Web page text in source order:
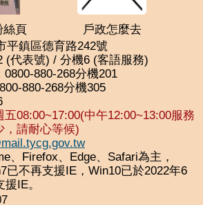
絲頁
戶政怎麼去
平鎮區德育路242號
(代表號) / 分機6 (客語服務)
880-268分機201
880-268分機305
08:00~17:00(中午12:00~13:00服務
，請耐心等候)
、Firefox、Edge、Safari為主，
已不再支援IE，Win10已於2022年6
IE。